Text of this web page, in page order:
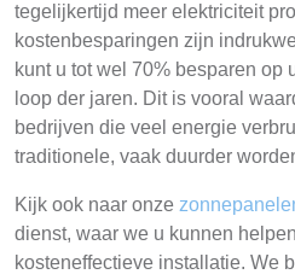
tegelijkertijd meer elektriciteit
kostenbesparingen zijn
kunt u tot wel 70% besparen op
loop der jaren. Dit is vooral
bedrijven die veel energie
traditionele, vaak duurder
Kijk ook naar onze
dienst, waar we u kunnen
kosteneffectieve installatie. We